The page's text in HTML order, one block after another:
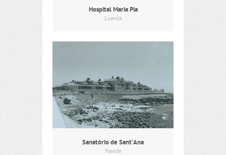
Hospital Maria Pia
Luanda
Sanatório de Sant’Ana
Parede